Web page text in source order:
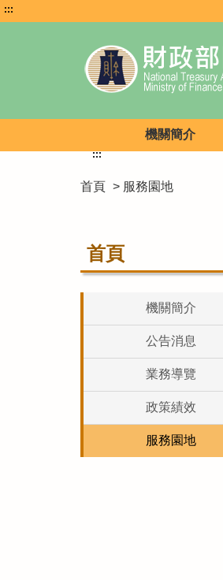
:::
機關簡介
首頁 > 服務園地
:::
首頁
機關簡介
公告消息
業務導覽
政策績效
服務園地